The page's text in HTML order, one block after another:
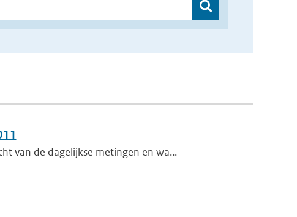
van de dagelijkse metingen en wa...